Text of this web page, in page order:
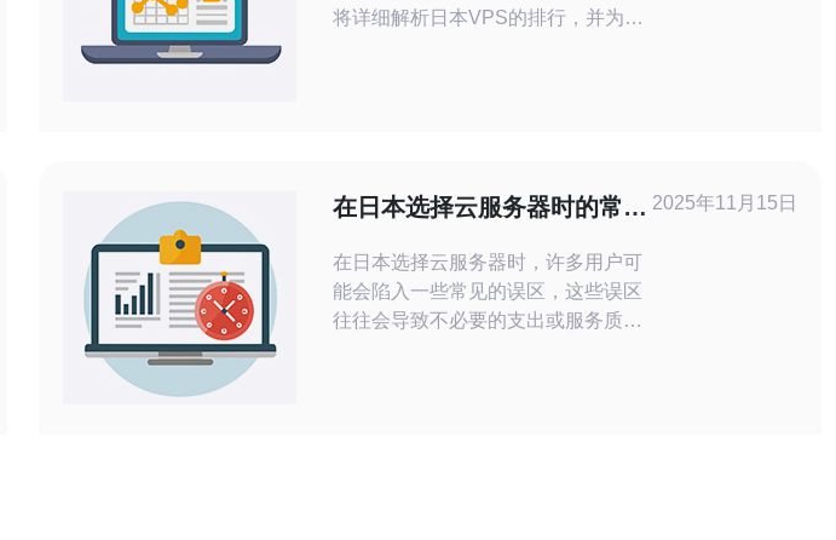
将详细解析日本VPS的排行，并为您
为多个虚拟服务器的技术。每个VPS
都有独立
在日本选择云服务器时的常见
在日本选择云服务器时，许多用户可
能会陷入一些常见的误区，这些误区
往往会导致不必要的支出或服务质量
2025年11月15日